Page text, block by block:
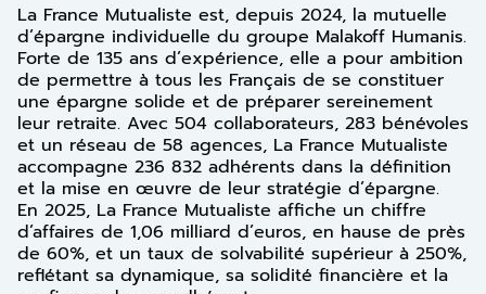
La France Mutualiste est, depuis 2024, la mutuelle
d’épargne individuelle du groupe Malakoff Humanis.
Forte de 135 ans d’expérience, elle a pour ambition
de permettre à tous les Français de se constituer
une épargne solide et de préparer sereinement
leur retraite. Avec 504 collaborateurs, 283 bénévoles
et un réseau de 58 agences, La France Mutualiste
accompagne 236 832 adhérents dans la définition
et la mise en œuvre de leur stratégie d’épargne.
En 2025, La France Mutualiste affiche un chiffre
d’affaires de 1,06 milliard d’euros, en hause de près
de 60%, et un taux de solvabilité supérieur à 250%,
reflétant sa dynamique, sa solidité financière et la